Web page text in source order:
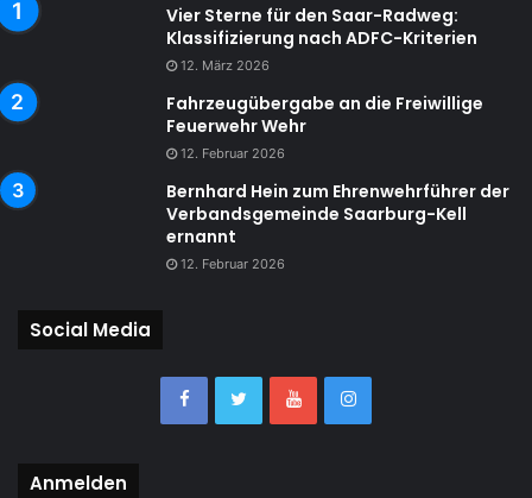
Vier Sterne für den Saar-Radweg:
Klassifizierung nach ADFC-Kriterien
12. März 2026
Fahrzeugübergabe an die Freiwillige
Feuerwehr Wehr
12. Februar 2026
Bernhard Hein zum Ehrenwehrführer der
Verbandsgemeinde Saarburg-Kell
ernannt
12. Februar 2026
Social Media
Anmelden